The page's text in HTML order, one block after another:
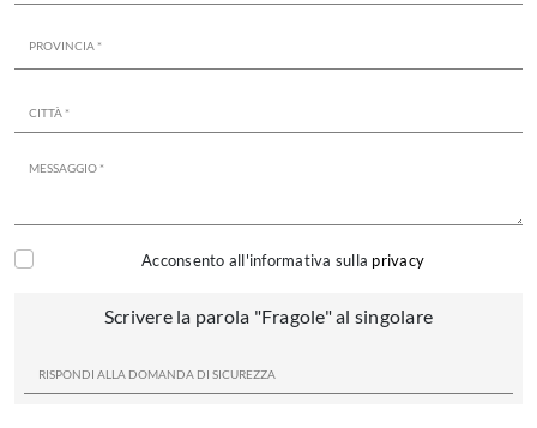
Acconsento all'informativa sulla privacy
Scrivere la parola "Fragole" al singolare